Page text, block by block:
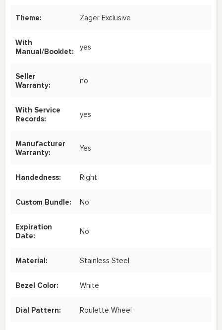
Theme: Zager Exclusive
With
Manual/Booklet:
yes
Seller
Warranty:
no
With Service
Records:
yes
Manufacturer
Warranty:
Yes
Handedness: Right
Custom Bundle: No
Expiration
Date:
No
Material: Stainless Steel
Bezel Color: White
Dial Pattern: Roulette Wheel